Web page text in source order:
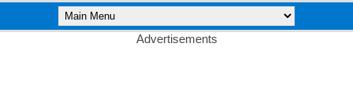
Advertisements